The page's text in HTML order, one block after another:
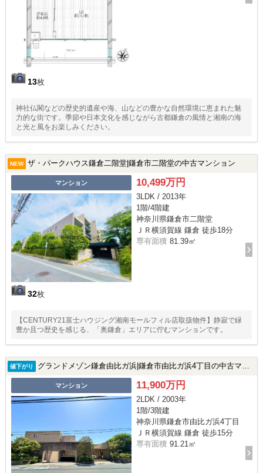
13枚
神社仏閣などの歴史的遺産や海、山などの豊かな自然環境に恵まれた魅
力的な街です。季節や日本文化を感じながら古都鎌倉の風情と湘南の海
と光と風をお楽しみください。
NEW ザ・パークハウス鎌倉二階堂|鎌倉市二階堂の中古マンション
マンション
32枚
10,499万円
3LDK / 2013年
1階/4階建
神奈川県鎌倉市二階堂
ＪＲ横須賀線 鎌倉 徒歩18分
専有面積 81.39㎡
【CENTURY21富士ハウジング湘南モールフィル店取扱物件】静寂で緑
豊か且つ歴史を感じる、「奥鎌倉」エリアに佇むマンションです。
値下がり グランドメゾン鎌倉由比ガ浜|鎌倉市由比ガ浜4丁目の中古マンション
マンション 11,900万円
2LDK / 2003年
1階/3階建
神奈川県鎌倉市由比ガ浜4丁目
ＪＲ横須賀線 鎌倉 徒歩15分
専有面積 91.21㎡